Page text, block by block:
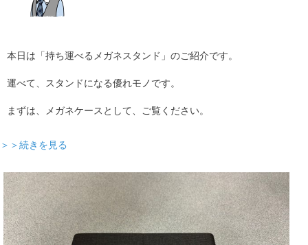
本日は「持ち運べるメガネスタンド」のご紹介です。
運べて、スタンドになる優れモノです。
まずは、メガネケースとして、ご覧ください。
＞＞続きを見る